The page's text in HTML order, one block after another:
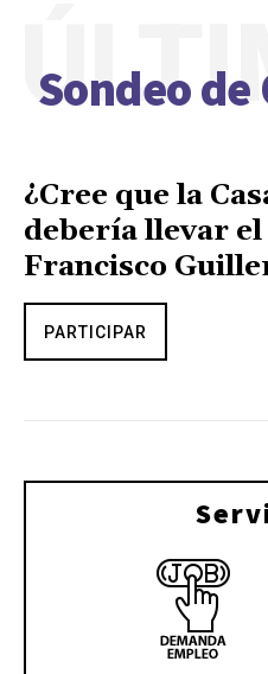
Sondeo de
¿Cree que la
debería llevar
Francisco
PARTICIPAR